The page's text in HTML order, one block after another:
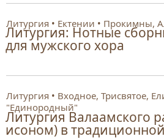
Литургия Ектении Прокимны,
Литургия: Нотные
для мужского хора
Литургия Входное, Трисвятое,
"Единородный"
Литургия Валаамского
исоном) в